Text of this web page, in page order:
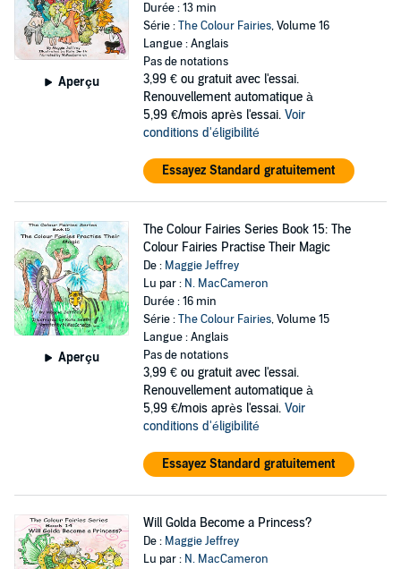
Aperçu
Durée : 13 min
Série :The Colour Fairies, Volume 16
Langue : Anglais
Pas de notations
3,99 € ou gratuit avec l'essai.
Renouvellement automatique à
5,99 €/mois après l'essai. Voir
conditions d'éligibilité
Essayez Standard gratuitement
Aperçu
The Colour Fairies Series Book 15: The
Colour Fairies Practise Their Magic
De : Maggie Jeffrey
Lu par : N. MacCameron
Durée : 16 min
Série :The Colour Fairies, Volume 15
Langue : Anglais
Pas de notations
3,99 € ou gratuit avec l'essai.
Renouvellement automatique à
5,99 €/mois après l'essai. Voir
conditions d'éligibilité
Essayez Standard gratuitement
Will Golda Become a Princess?
De : Maggie Jeffrey
Lu par : N. MacCameron